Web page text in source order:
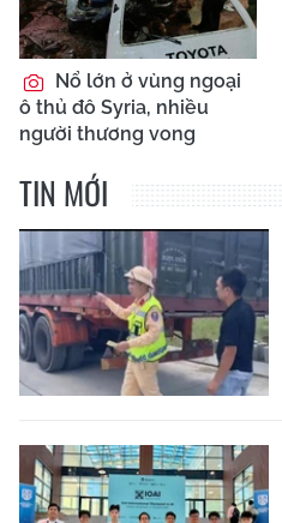
Nổ lớn ở vùng ngoại
ô thủ đô Syria, nhiều
người thương vong
TIN MỚI